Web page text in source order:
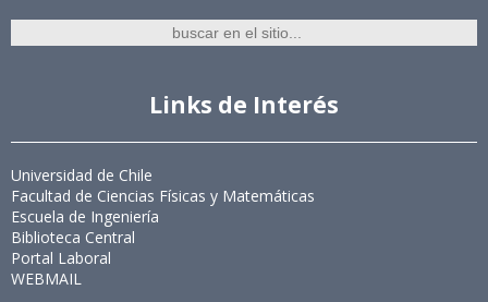
Links de Interés
Universidad de Chile
Facultad de Ciencias Físicas y Matemáticas
Escuela de Ingeniería
Biblioteca Central
Portal Laboral
WEBMAIL